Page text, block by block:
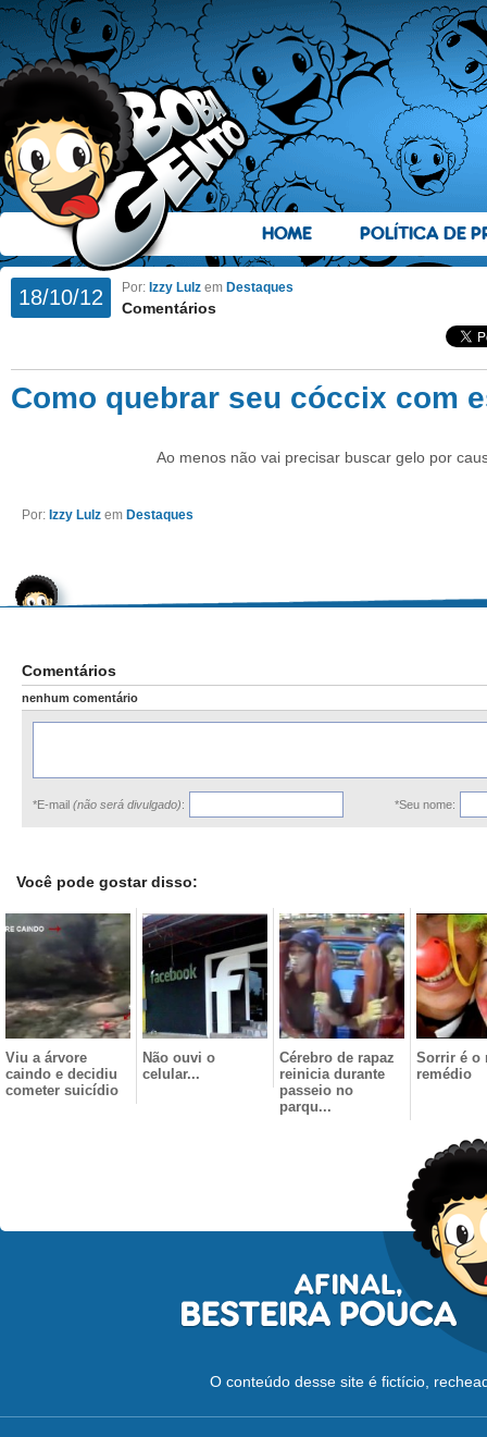
HOME POLÍTICA DE
18/10/12 Por: Izzy Lulz em Destaques
Comentários
Como quebrar seu cóccix com
Ao menos não vai precisar buscar gelo por
Por: Izzy Lulz em Destaques
Comentários
nenhum comentário
*E-mail (não será divulgado): *Seu nome:
Você pode gostar disso:
Viu a árvore
caindo e decidiu
cometer suicídio
Não ouvi o
celular...
Cérebro de rapaz
reinicia durante
passeio no
parqu...
Sorrir é o
remédio
O conteúdo desse site é fictício,